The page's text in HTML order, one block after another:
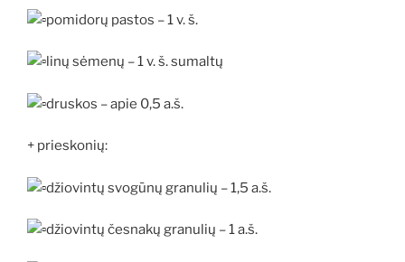
pomidorų pastos – 1 v. š.
linų sėmenų – 1 v. š. sumaltų
druskos – apie 0,5 a.š.
+ prieskonių:
džiovintų svogūnų granulių – 1,5 a.š.
džiovintų česnakų granulių – 1 a.š.